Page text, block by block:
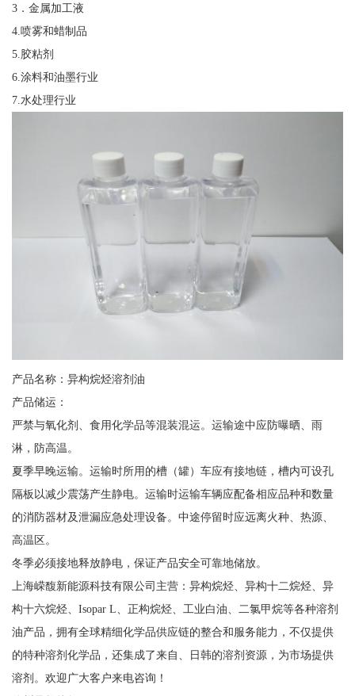
3．金属加工液
4.喷雾和蜡制品
5.胶粘剂
6.涂料和油墨行业
7.水处理行业
产品名称：异构烷烃溶剂油
产品储运：
严禁与氧化剂、食用化学品等混装混运。运输途中应防曝晒、雨
淋，防高温。
夏季早晚运输。运输时所用的槽（罐）车应有接地链，槽内可设孔
隔板以减少震荡产生静电。运输时运输车辆应配备相应品种和数量
的消防器材及泄漏应急处理设备。中途停留时应远离火种、热源、
高温区。
冬季必须接地释放静电，保证产品安全可靠地储放。
上海嵘馥新能源科技有限公司主营：异构烷烃、异构十二烷烃、异
构十六烷烃、Isopar L、正构烷烃、工业白油、二氯甲烷等各种溶剂
油产品，拥有全球精细化学品供应链的整合和服务能力，不仅提供
的特种溶剂化学品，还集成了来自、日韩的溶剂资源，为市场提供
溶剂。欢迎广大客户来电咨询！